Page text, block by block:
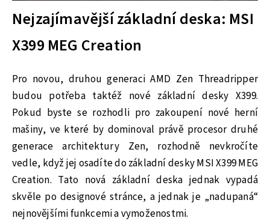
Nejzajímavější základní deska: MSI
X399 MEG Creation
Pro novou, druhou generaci AMD Zen Threadripper
budou potřeba taktéž nové základní desky X399.
Pokud byste se rozhodli pro zakoupení nové herní
mašiny, ve které by dominoval právě procesor druhé
generace architektury Zen, rozhodně nevkročíte
vedle, když jej osadíte do základní desky MSI X399 MEG
Creation. Tato nová základní deska jednak vypadá
skvěle po designové stránce, a jednak je „nadupaná“
nejnovějšími funkcemi a vymoženostmi.